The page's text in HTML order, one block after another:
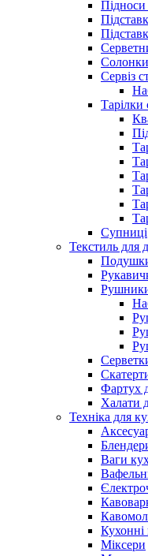
Підноси
Солонки
Сервіз
Тарілки
Супниці
Текстиль для
Фартух
Халати
Техніка для
Ваги
Міксери